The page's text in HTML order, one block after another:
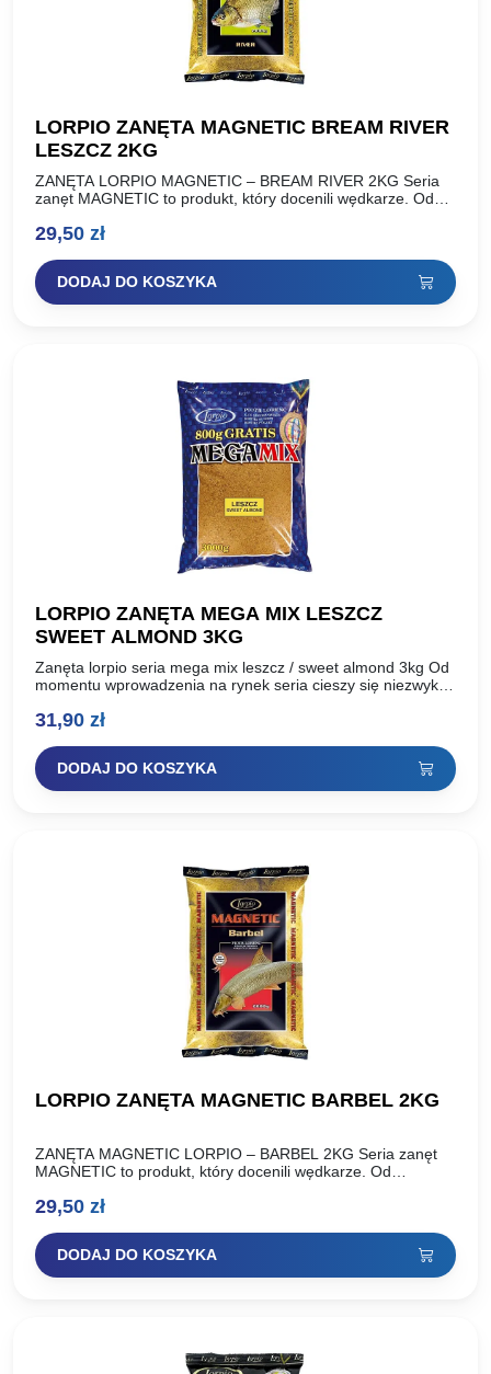
LORPIO ZANĘTA MAGNETIC BREAM RIVER
LESZCZ 2KG
ZANĘTA LORPIO MAGNETIC – BREAM RIVER 2KG Seria
zanęt MAGNETIC to produkt, który docenili wędkarze. Od
stwierdzić, że…
29,50 zł
DODAJ DO KOSZYKA
LORPIO ZANĘTA MEGA MIX LESZCZ
SWEET ALMOND 3KG
Zanęta lorpio seria mega mix leszcz / sweet almond 3kg Od
momentu wprowadzenia na rynek seria cieszy się niezwykłą
31,90 zł
DODAJ DO KOSZYKA
LORPIO ZANĘTA MAGNETIC BARBEL 2KG
ZANĘTA MAGNETIC LORPIO – BARBEL 2KG Seria zanęt
MAGNETIC to produkt, który docenili wędkarze. Od
stwierdzić, że seria…
29,50 zł
DODAJ DO KOSZYKA